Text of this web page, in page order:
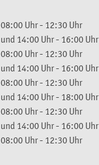
08:00 Uhr- 12:30 Uhr
und 14:00 Uhr- 16:00 Uhr
08:00 Uhr- 12:30 Uhr
und 14:00 Uhr- 16:00 Uhr
08:00 Uhr- 12:30 Uhr
und 14:00 Uhr- 18:00 Uhr
08:00 Uhr- 12:30 Uhr
und 14:00 Uhr- 16:00 Uhr
08:00 Uhr- 12:30 Uhr